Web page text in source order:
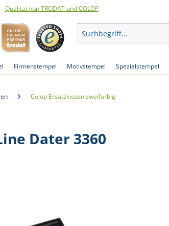
Qualität von TRODAT und COLOP
Firmenstempel Motivstempel Spezialstempel
Colop Ersatzkissen zweifarbig
Dater 3360